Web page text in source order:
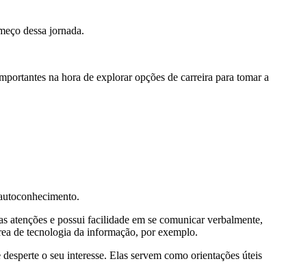
dessa jornada.
na hora de explorar opções de carreira para tomar a
atenções e possui facilidade em se comunicar verbalmente,
de tecnologia da informação, por exemplo.
o seu interesse. Elas servem como orientações úteis